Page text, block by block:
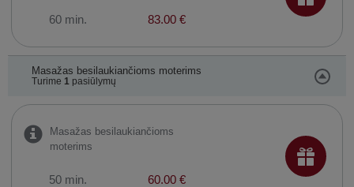
60 min. 83.00 €
Masažas besilaukiančioms moterims
Turime 1pasiūlymų
Masažas besilaukiančioms
moterims
50 min. 60.00 €